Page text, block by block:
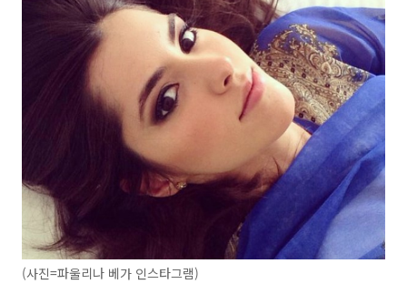
(사진=파울리나 베가 인스타그램)